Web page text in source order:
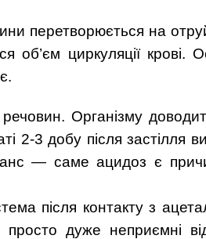
перетворюється на
об’єм циркуляції крові.
Організму
2-3 добу після застілля
— саме ацидоз є
після контакту з
дуже неприємні